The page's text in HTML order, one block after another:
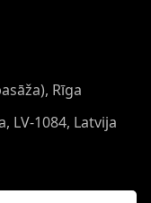
Rīga
LV-1084, Latvija